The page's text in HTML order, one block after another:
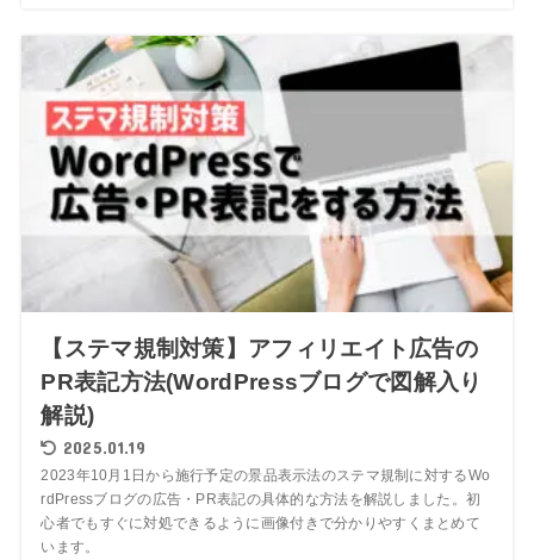
【ステマ規制対策】アフィリエイト広告の
PR表記方法(WordPressブログで図解入り
解説)
2025.01.19
2023年10月1日から施行予定の景品表示法のステマ規制に対するWo
rdPressブログの広告・PR表記の具体的な方法を解説しました。初
心者でもすぐに対処できるように画像付きで分かりやすくまとめて
います。